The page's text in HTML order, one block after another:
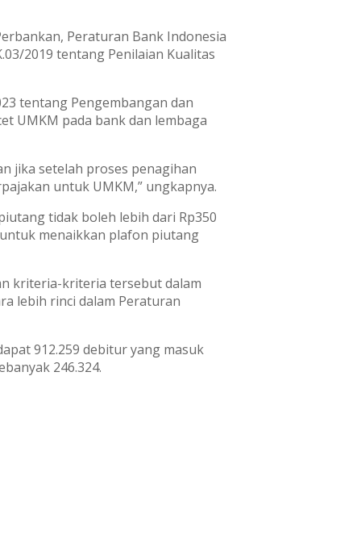
Peraturan Bank Indonesia
2019 tentang Penilaian Kualitas
tentang Pengembangan dan
UMKM pada bank dan lembaga
jika setelah proses penagihan
untuk UMKM,” ungkapnya.
tidak boleh lebih dari Rp350
menaikkan plafon piutang
kriteria-kriteria tersebut dalam
lebih rinci dalam Peraturan
912.259 debitur yang masuk
246.324.